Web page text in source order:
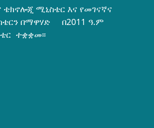
ሚኒስቴር እና የመገናኛና
በማዋሃድ በ2011 ዓ.ም
ተቋቋመ፡፡